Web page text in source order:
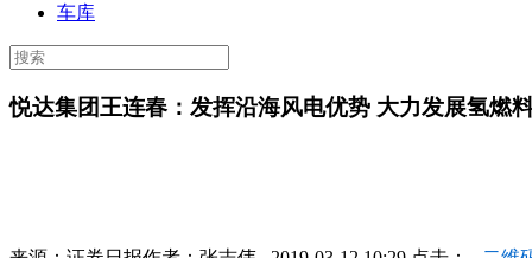
车库
悦达集团王连春：发挥沿海风电优势 大力发展氢燃